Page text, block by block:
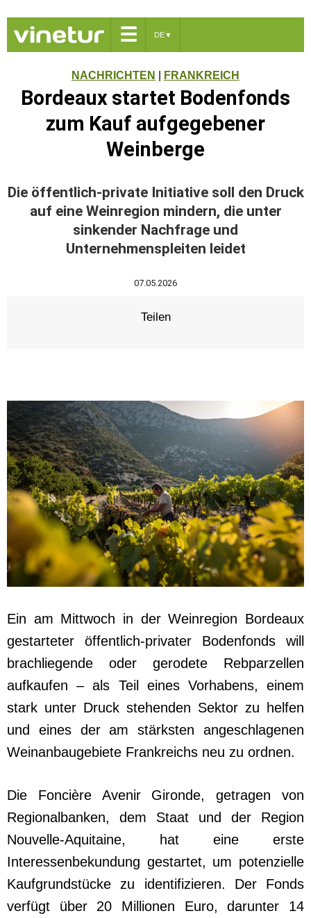
☰ DE▼
NACHRICHTEN FRANKREICH
Bordeaux startet Bodenfonds
zum Kauf aufgegebener
Weinberge
Die öffentlich-private Initiative soll den Druck
auf eine Weinregion mindern, die unter
sinkender Nachfrage und
Unternehmenspleiten leidet
07.05.2026
Teilen
Ein am Mittwoch in der Weinregion Bordeaux
gestarteter öffentlich-privater Bodenfonds will
brachliegende oder gerodete Rebparzellen
aufkaufen – als Teil eines Vorhabens, einem
stark unter Druck stehenden Sektor zu helfen
und eines der am stärksten angeschlagenen
Weinanbaugebiete Frankreichs neu zu ordnen.
Die Foncière Avenir Gironde, getragen von
Regionalbanken, dem Staat und der Region
Nouvelle-Aquitaine, hat eine erste
Interessenbekundung gestartet, um potenzielle
Kaufgrundstücke zu identifizieren. Der Fonds
verfügt über 20 Millionen Euro, darunter 14